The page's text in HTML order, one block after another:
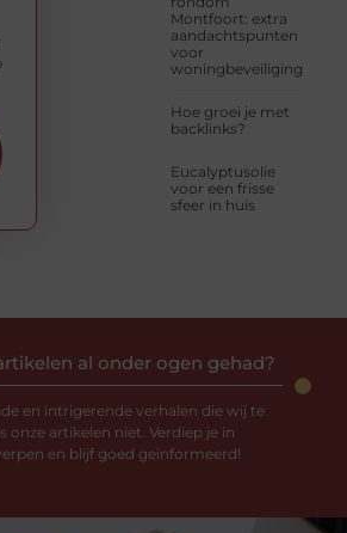
Montfoort: extra
aandachtspunten
voor
woningbeveiliging
Hoe groei je met
backlinks?
Eucalyptusolie
voor een frisse
sfeer in huis
al onder ogen gehad?
en intrigerende verhalen die wij te
onze artikelen niet. Verdiep je in
en blijf goed geïnformeerd!